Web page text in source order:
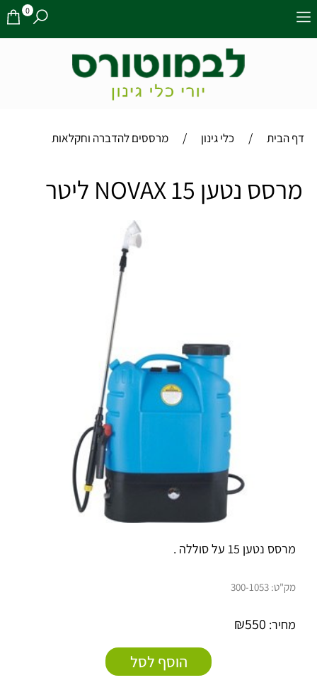
0
דף הבית / כלי גינון / מרססים להדברה וחקלאות
מרסס נטען 15 NOVAX ליטר
מרסס נטען 15 על סוללה .
מק"ט: 300-1053
מחיר: ₪550
הוסף לסל